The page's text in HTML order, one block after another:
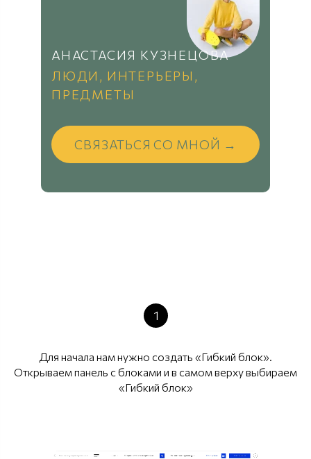
СВЯЗАТЬСЯ СО МНОЙ →
АНАСТАСИЯ КУЗНЕЦОВА
ЛЮДИ, ИНТЕРЬЕРЫ,
ПРЕДМЕТЫ
1
Для начала нам нужно создать «Гибкий блок».
Открываем панель с блоками и в самом верху выбираем
«Гибкий блок»